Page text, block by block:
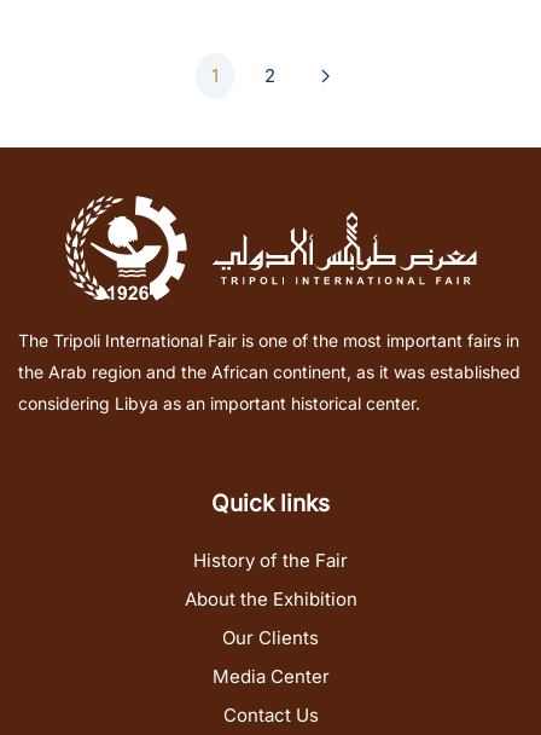
1 2
The Tripoli International Fair is one of the most important fairs in
the Arab region and the African continent, as it was established
considering Libya as an important historical center.
Quick links
History of the Fair
About the Exhibition
Our Clients
Media Center
Contact Us